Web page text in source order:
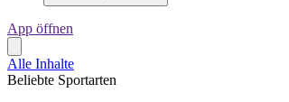
App öffnen
Alle Inhalte
Beliebte Sportarten